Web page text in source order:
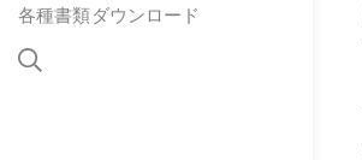
各種書類ダウンロード